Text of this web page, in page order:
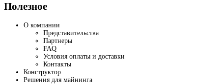
Полезное
О компании
Представительства
Партнеры
FAQ
Условия оплаты и доставки
Контакты
Конструктор
Решения для майнинга